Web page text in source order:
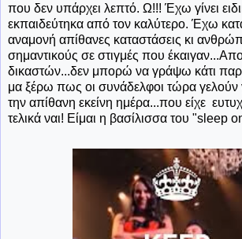
που δεν υπάρχει λεπτό. Ω!!! Έχω γίνει
εκπαιδεύτηκα από τον καλύτερο. Έχω
αναμονή απίθανες καταστάσεις κι
σημαντικούς σε στιγμές που
δικαστών...δεν μπορώ να γράψω κάτι
μα ξέρω πως οι συνάδελφοι τώρα γελούν
την απίθανη εκείνη ημέρα...που είχε
τελικά ναι! Είμαι η βασίλισσα του "sleep